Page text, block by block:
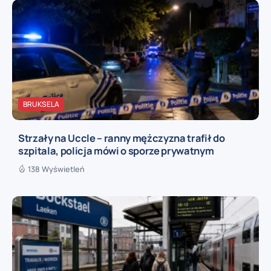
BRUKSELA
Strzały na Uccle – ranny mężczyzna trafił do
szpitala, policja mówi o sporze prywatnym
138 Wyświetleń